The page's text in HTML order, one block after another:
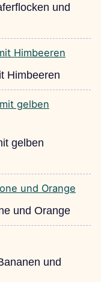
und
Himbeeren
gelben
und Orange
und